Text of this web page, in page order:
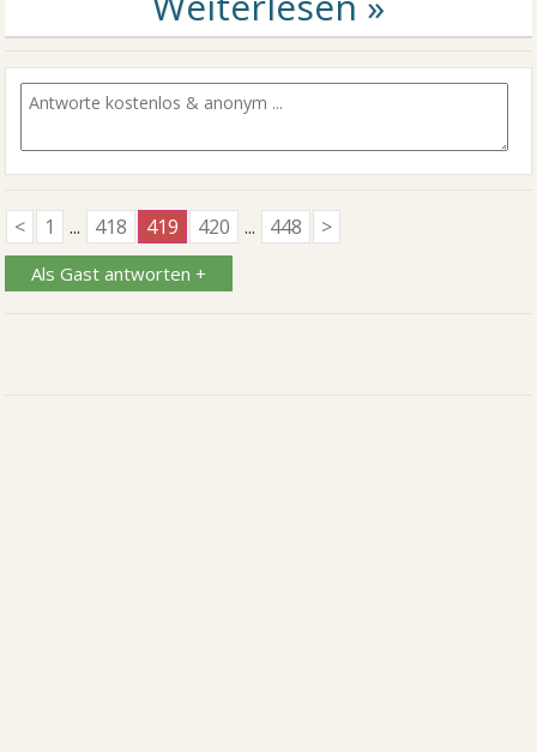
< 1 ... 418 419 420 ... 448 >
Als Gast antworten +